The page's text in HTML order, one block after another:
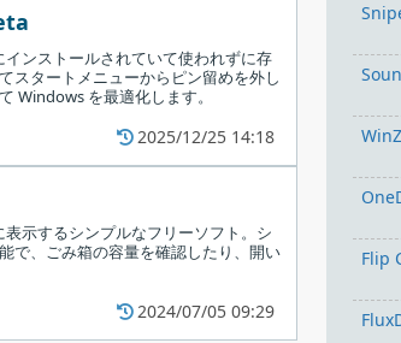
ンストールされていて使われずに存
スタートメニューからピン留めを外し
Windows を最適化します。
2025/12/25 14:18
示するシンプルなフリーソフト。シ
で、ごみ箱の容量を確認したり、開い
2024/07/05 09:29
Flip